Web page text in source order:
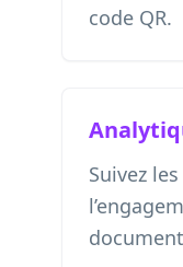
code QR.
Suivez